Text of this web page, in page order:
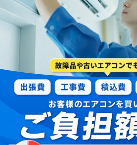
よくあるご質問
鶴ヶ島市へ無
最短即日 お急ぎの方
050-
受付：24時間年中無休（